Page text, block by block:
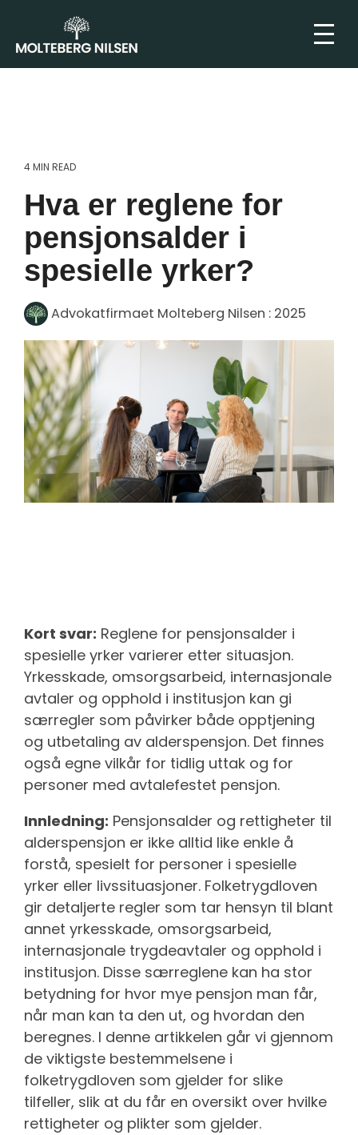
4 MIN READ
Hva er reglene for
pensjonsalder i
spesielle yrker?
Advokatfirmaet Molteberg Nilsen : 2025
Kort svar: Reglene for pensjonsalder i
spesielle yrker varierer etter situasjon.
Yrkesskade, omsorgsarbeid, internasjonale
avtaler og opphold i institusjon kan gi
særregler som påvirker både opptjening
og utbetaling av alderspensjon. Det finnes
også egne vilkår for tidlig uttak og for
personer med avtalefestet pensjon.
Innledning: Pensjonsalder og rettigheter til
alderspensjon er ikke alltid like enkle å
forstå, spesielt for personer i spesielle
yrker eller livssituasjoner. Folketrygdloven
gir detaljerte regler som tar hensyn til blant
annet yrkesskade, omsorgsarbeid,
internasjonale trygdeavtaler og opphold i
institusjon. Disse særreglene kan ha stor
betydning for hvor mye pensjon man får,
når man kan ta den ut, og hvordan den
beregnes. I denne artikkelen går vi gjennom
de viktigste bestemmelsene i
folketrygdloven som gjelder for slike
tilfeller, slik at du får en oversikt over hvilke
rettigheter og plikter som gjelder.